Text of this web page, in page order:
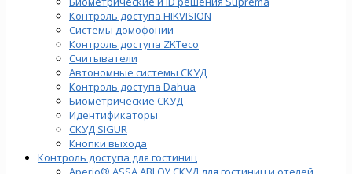
Контроль доступа HIKVISION
Системы домофонии
Контроль доступа ZKTeco
Считыватели
Автономные системы СКУД
Контроль доступа Dahua
Биометрические СКУД
Идентификаторы
СКУД SIGUR
Кнопки выхода
Контроль доступа для гостиниц